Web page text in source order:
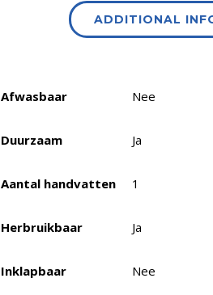
ADDITIONAL
Afwasbaar Nee
Duurzaam Ja
Aantal handvatten 1
Herbruikbaar Ja
Inklapbaar Nee